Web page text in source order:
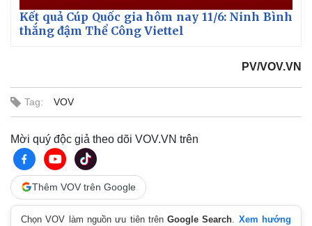
Kết quả Cúp Quốc gia hôm nay 11/6: Ninh Bình
thắng đậm Thể Công Viettel
PV/VOV.VN
Tag: VOV
Mời quý độc giả theo dõi VOV.VN trên
Thêm VOV trên Google
Chọn VOV làm nguồn ưu tiên trênGoogle Search
Xem hướng